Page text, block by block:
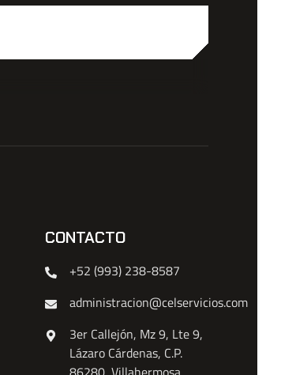
CONTACTO
+52 (993) 238-8587
administracion@celservicios.com
3er Callejón, Mz 9, Lte 9,
Lázaro Cárdenas, C.P.